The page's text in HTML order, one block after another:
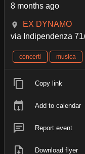
8 months ago
EX DYNAMO
via Indipendenza
concerti musica
Copy link
Add to calendar
Report event
Download flyer